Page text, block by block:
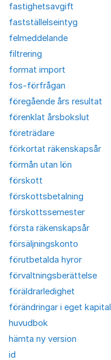
fastighetsavgift
fastställelseintyg
felmeddelande
filtrering
format import
fos-förfrågan
föregående års resultat
förenklat årsbokslut
företrädare
förkortat räkenskapsår
förmån utan lön
förskott
förskottsbetalning
förskottssemester
första räkenskapsår
försäljningskonto
förutbetalda hyror
förvaltningsberättelse
föräldrarledighet
förändringar i eget kapital
huvudbok
hämta ny version
id